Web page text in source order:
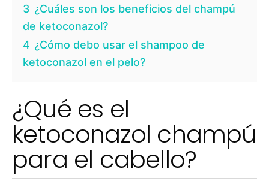
3 ¿Cuáles son los beneficios del champú
de ketoconazol?
4 ¿Cómo debo usar el shampoo de
ketoconazol en el pelo?
¿Qué es el
ketoconazol champú
para el cabello?